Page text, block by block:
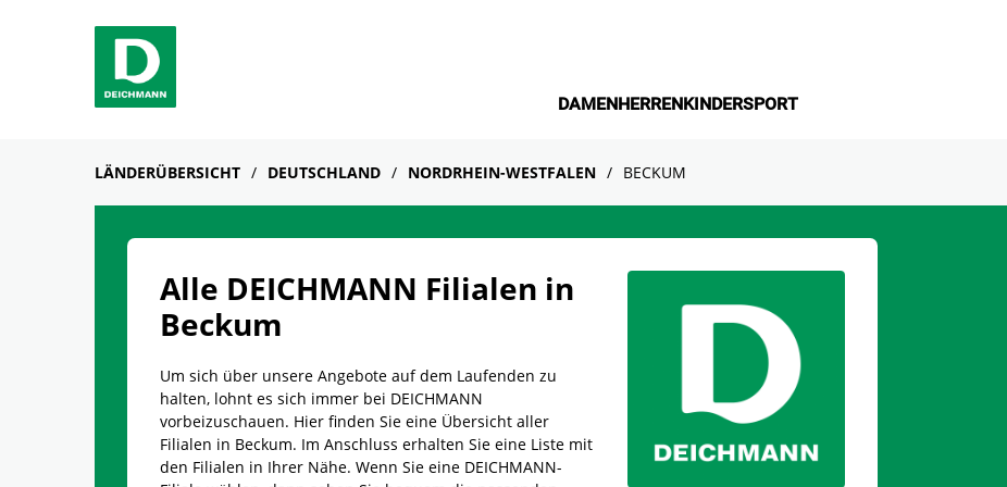
DAMENHERRENKINDERSPORT
LÄNDERÜBERSICHT DEUTSCHLAND NORDRHEIN-WESTFALEN BECKUM
Alle DEICHMANN Filialen in
Beckum
Um sich über unsere Angebote auf dem Laufenden zu
halten, lohnt es sich immer bei DEICHMANN
vorbeizuschauen. Hier finden Sie eine Übersicht aller
Filialen in Beckum. Im Anschluss erhalten Sie eine Liste mit
den Filialen in Ihrer Nähe. Wenn Sie eine DEICHMANN-